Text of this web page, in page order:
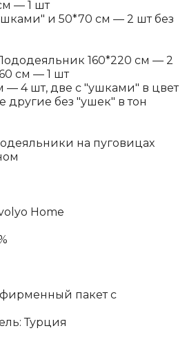
— 1 шт
и 50*70 см — 2 шт без
160*220 см — 2
см — 1 шт
— 4 шт, две с "ушками" в цвет
другие без "ушек" в тон
на пуговицах
Home
пакет с
Турция